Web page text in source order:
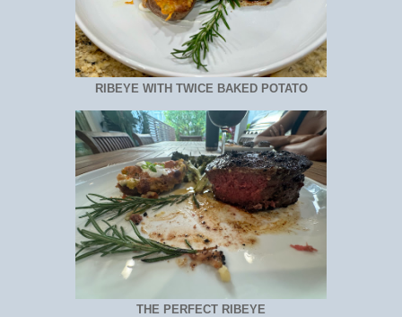
RIBEYE WITH TWICE BAKED POTATO
THE PERFECT RIBEYE